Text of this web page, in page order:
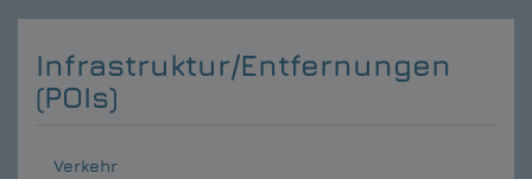
Infrastruktur/Entfernungen
(POIs)
Verkehr